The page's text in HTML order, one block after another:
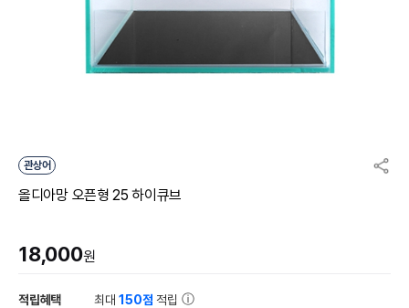
관상어
올디아망 오픈형 25 하이큐브
18,000원
적립혜택 최대150점 적립